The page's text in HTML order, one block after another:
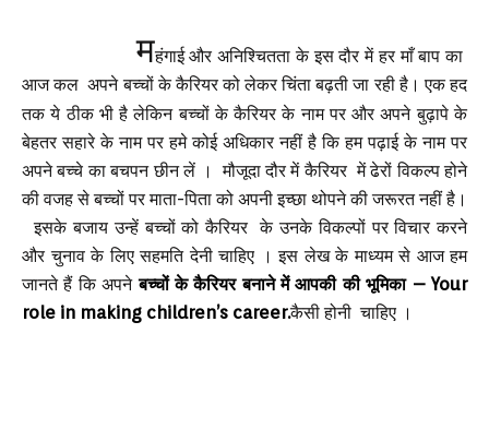
महंगाई और अनिश्चितता के इस दौर में हर माँ बाप का
आज कल अपने बच्चों के कैरियर को लेकर चिंता बढ़ती जा रही है। एक हद
तक ये ठीक भी है लेकिन बच्चों के कैरियर के नाम पर और अपने बुढ़ापे के
बेहतर सहारे के नाम पर हमे कोई अधिकार नहीं है कि हम पढ़ाई के नाम पर
अपने बच्चे का बचपन छीन लें । मौजूदा दौर में कैरियर में ढेरों विकल्प होने
की वजह से बच्चों पर माता-पिता को अपनी इच्छा थोपने की जरूरत नहीं है।
इसके बजाय उन्हें बच्चों को कैरियर के उनके विकल्पों पर विचार करने
और चुनाव के लिए सहमति देनी चाहिए । इस लेख के माध्यम से आज हम
जानते हैं कि अपनेबच्चों के कैरियर बनाने में आपकी की भूमिका – Your
role in making children’s career.कैसी होनी चाहिए ।